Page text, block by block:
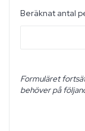
Beräknat antal
Formuläret
behöver på